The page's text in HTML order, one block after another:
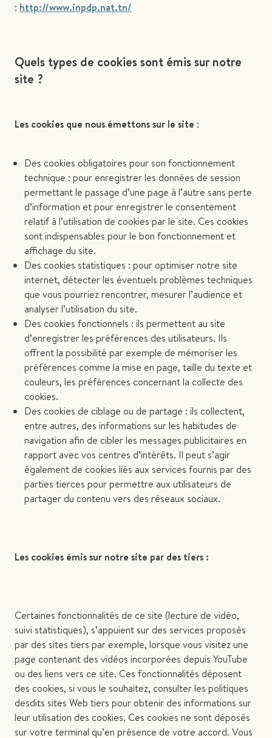
: http://www.inpdp.nat.tn/
Quels types de cookies sont émis sur notre
site ?
Les cookies que nous émettons sur le site :
Des cookies obligatoires pour son fonctionnement
technique : pour enregistrer les données de session
permettant le passage d’une page à l’autre sans perte
d’information et pour enregistrer le consentement
relatif à l’utilisation de cookies par le site. Ces cookies
sont indispensables pour le bon fonctionnement et
affichage du site.
Des cookies statistiques : pour optimiser notre site
internet, détecter les éventuels problèmes techniques
que vous pourriez rencontrer, mesurer l’audience et
analyser l’utilisation du site.
Des cookies fonctionnels : ils permettent au site
d’enregistrer les préférences des utilisateurs. Ils
offrent la possibilité par exemple de mémoriser les
préférences comme la mise en page, taille du texte et
couleurs, les préférences concernant la collecte des
cookies.
Des cookies de ciblage ou de partage : ils collectent,
entre autres, des informations sur les habitudes de
navigation afin de cibler les messages publicitaires en
rapport avec vos centres d’intérêts. Il peut s’agir
également de cookies liés aux services fournis par des
parties tierces pour permettre aux utilisateurs de
partager du contenu vers des réseaux sociaux.
Les cookies émis sur notre site par des tiers :
Certaines fonctionnalités de ce site (lecture de vidéo,
suivi statistiques), s’appuient sur des services proposés
par des sites tiers par exemple, lorsque vous visitez une
page contenant des vidéos incorporées depuis YouTube
ou des liens vers ce site. Ces fonctionnalités déposent
des cookies, si vous le souhaitez, consulter les politiques
desdits sites Web tiers pour obtenir des informations sur
leur utilisation des cookies. Ces cookies ne sont déposés
sur votre terminal qu’en présence de votre accord. Vous